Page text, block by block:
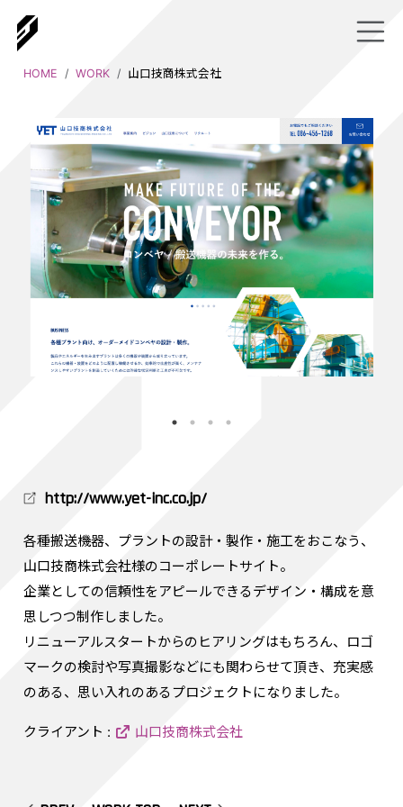
HOME WORK 山口技商株式会社
http://www.yet-inc.co.jp/
各種搬送機器、プラントの設計・製作・施工をおこなう、
山口技商株式会社様のコーポレートサイト。
企業としての信頼性をアピールできるデザイン・構成を意
思しつつ制作しました。
リニューアルスタートからのヒアリングはもちろん、ロゴ
マークの検討や写真撮影などにも関わらせて頂き、充実感
のある、思い入れのあるプロジェクトになりました。
クライアント : 山口技商株式会社